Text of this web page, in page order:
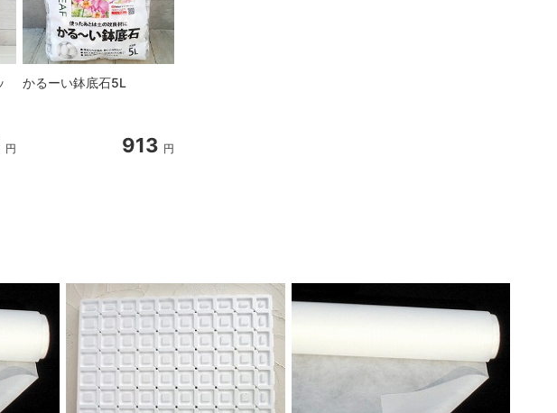
円
かるーい鉢底石5L
913 円